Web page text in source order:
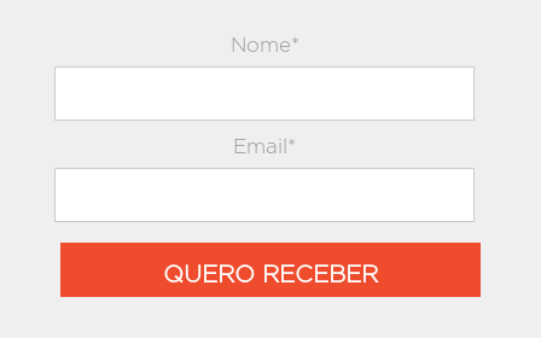
Nome*
Email*
QUERO RECEBER